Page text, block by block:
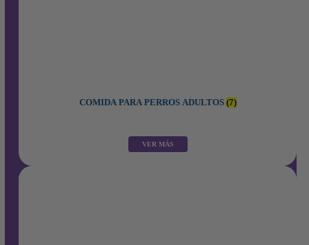
COMIDA PARA PERROS ADULTOS (7)